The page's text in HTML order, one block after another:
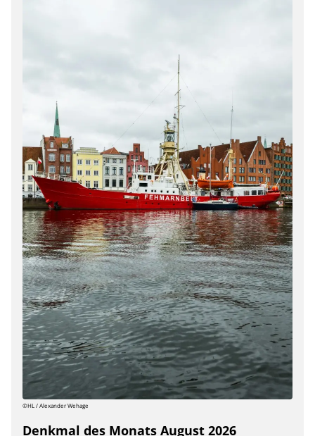
©HL / Alexander Wehage
Denkmal des Monats August 2026